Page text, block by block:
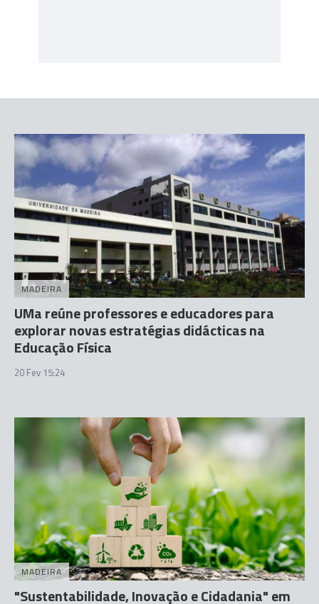
MADEIRA
UMa reúne professores e educadores para
explorar novas estratégias didácticas na
Educação Física
20 Fev 15:24
MADEIRA
"Sustentabilidade, Inovação e Cidadania" em